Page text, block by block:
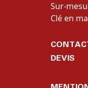
Sur-
Clé en
DEVIS